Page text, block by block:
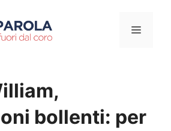
Menu
bollenti: per